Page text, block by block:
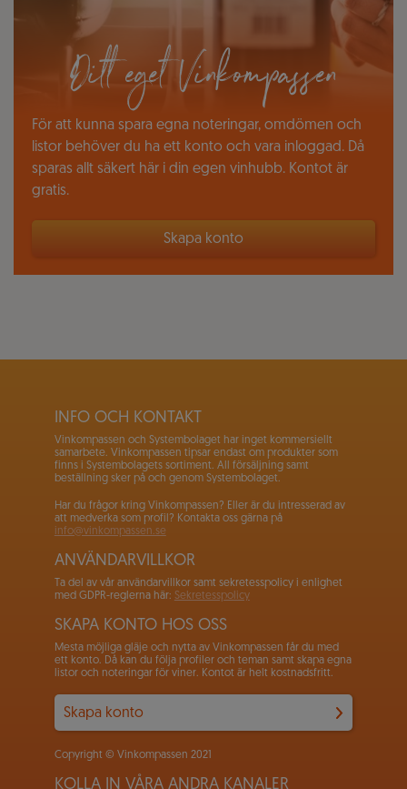
Ditt eget Vinkompassen
För att kunna spara egna noteringar, omdömen och
listor behöver du ha ett konto och vara inloggad. Då
sparas allt säkert här i din egen vinhubb. Kontot är
gratis.
Skapa konto
INFO OCH KONTAKT
Vinkompassen och Systembolaget har inget kommersiellt
samarbete. Vinkompassen tipsar endast om produkter som
finns i Systembolagets sortiment. All försäljning samt
beställning sker på och genom Systembolaget.
Har du frågor kring Vinkompassen? Eller är du intresserad av
att medverka som profil? Kontakta oss gärna på
info@vinkompassen.se
ANVÄNDARVILLKOR
Ta del av vår användarvillkor samt sekretesspolicy i enlighet
med GDPR-reglerna här: Sekretesspolicy
SKAPA KONTO HOS OSS
Mesta möjliga gläje och nytta av Vinkompassen får du med
ett konto. Då kan du följa profiler och teman samt skapa egna
listor och noteringar för viner. Kontot är helt kostnadsfritt.
Skapa konto
Copyright © Vinkompassen 2021
KOLLA IN VÅRA ANDRA KANALER